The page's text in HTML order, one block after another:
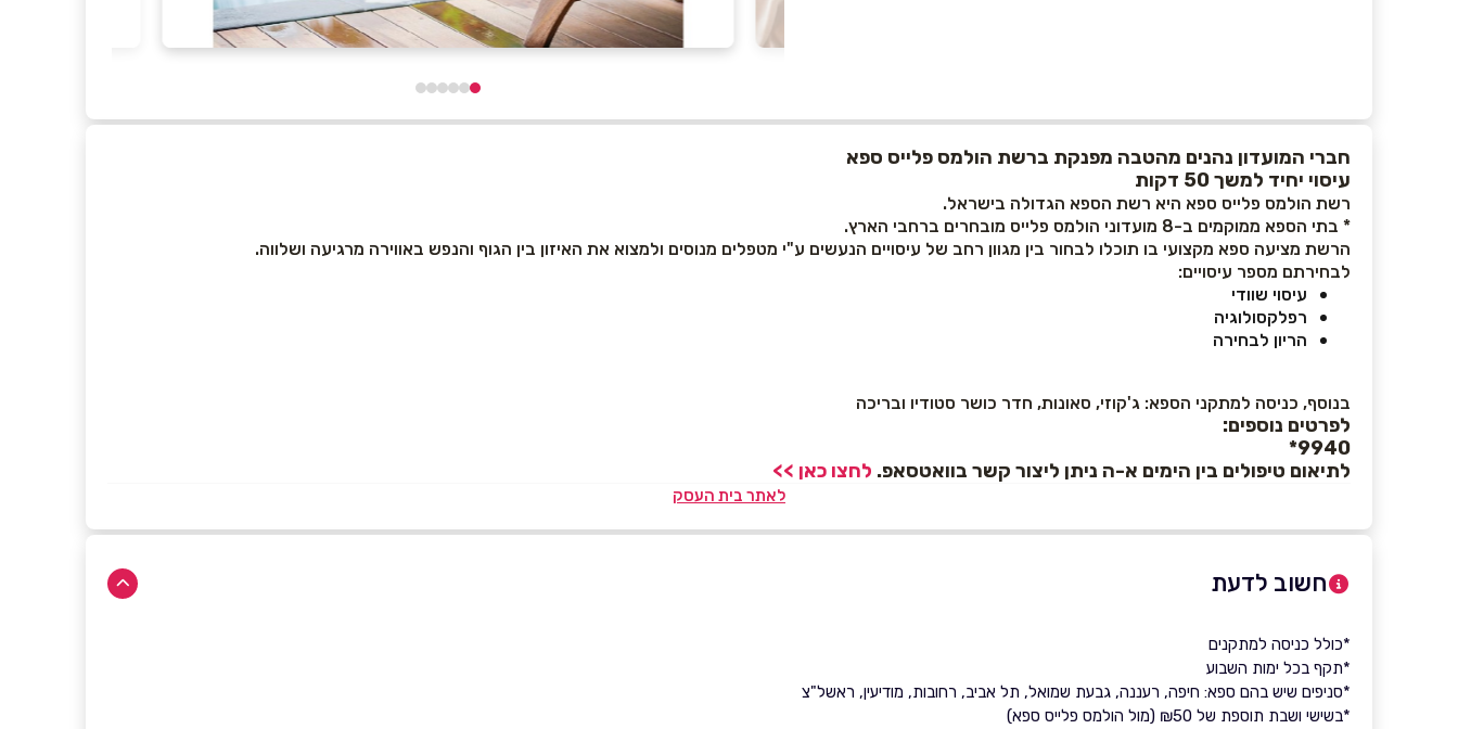
חברי המועדון נהנים מהטבה מפנקת ברשת הולמס פלייס ספא
עיסוי יחיד למשך 50 דקות
רשת הולמס פלייס ספא היא רשת הספא הגדולה בישראל.
* בתי הספא ממוקמים ב-8 מועדוני הולמס פלייס מובחרים ברחבי הארץ.
הרשת מציעה ספא מקצועי בו תוכלו לבחור בין מגוון רחב של עיסויים הנעשים ע"י מטפלים מנוסים ולמצוא את האיזון בין הגוף והנפש באווירה מרגיעה ושלווה.
לבחירתם מספר עיסויים:
עיסוי שוודי
רפלקסולוגיה
הריון לבחירה
בנוסף, כניסה למתקני הספא: ג'קוזי, סאונות, חדר כושר סטודיו ובריכה
לפרטים נוספים:
9940*
לתיאום טיפולים בין הימים א-ה ניתן ליצור קשר בוואטסאפ. לחצו כאן >>
לאתר בית העסק
חשוב לדעת
*כולל כניסה למתקנים
*תקף בכל ימות השבוע
*סניפים שיש בהם ספא: חיפה, רעננה, גבעת שמואל, תל אביב, רחובות, מודיעין, ראשל"צ
*בשישי ושבת תוספת של ₪50 (מול הולמס פלייס ספא)